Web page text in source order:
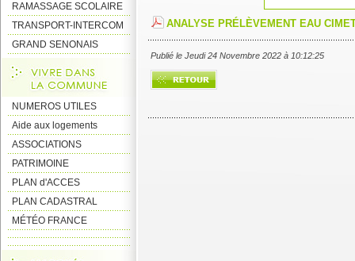
RAMASSAGE SCOLAIRE
TRANSPORT-INTERCOM
GRAND SENONAIS
NUMEROS UTILES
Aide aux logements
ASSOCIATIONS
PATRIMOINE
PLAN d'ACCES
PLAN CADASTRAL
MÉTÉO FRANCE
ANALYSE PRÉLÈVEMENT EAU
Publié le Jeudi 24 Novembre 2022 à 10:12:25